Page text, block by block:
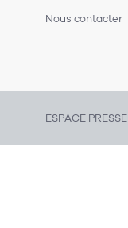
Nous contacter
ESPACE PRESSE